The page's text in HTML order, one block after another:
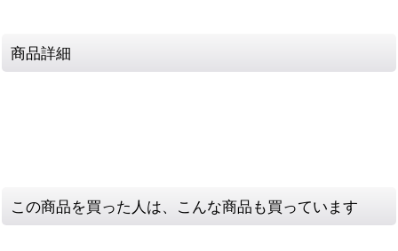
商品詳細
この商品を買った人は、こんな商品も買っています